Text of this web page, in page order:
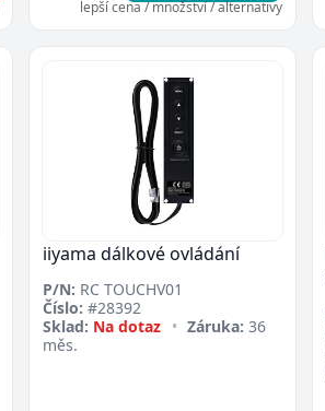
lepší cena / množství / alternativy
iiyama dálkové ovládání
P/N: RC TOUCHV01
Číslo: #28392
Sklad: Na dotaz • Záruka: 36
měs.